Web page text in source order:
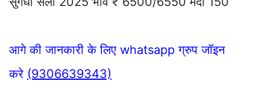
आगे की जानकारी के लिए whatsapp ग्रुप जॉइन
करे (9306639343)